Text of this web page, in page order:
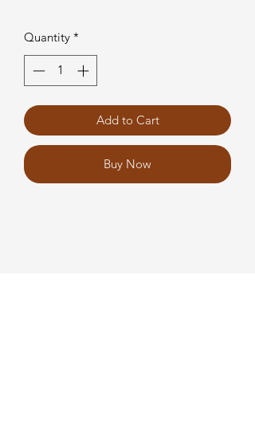
Quantity *
Add to Cart
Buy Now